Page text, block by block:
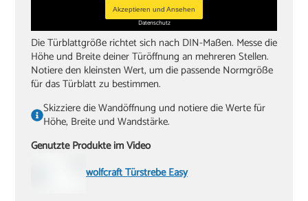
‏Akkuschrauber oder Bohrmaschine
‏Inbusschlüssel, Größe 4
Akzeptieren und Ansehen
Datenschutz
Die Türblattgröße richtet sich nach DIN-Maßen. Messe die
Höhe und Breite deiner Türöffnung an mehreren Stellen.
Notiere den kleinsten Wert, um die passende Normgröße
für das Türblatt zu bestimmen.
Skizziere die Wandöffnung und notiere die Werte für
Höhe, Breite und Wandstärke.
Genutzte Produkte im Video
wolfcraft Türstrebe Easy